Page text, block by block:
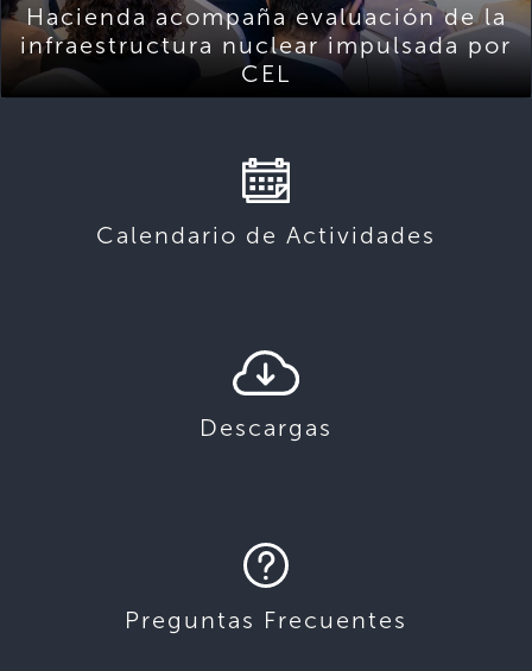
Hacienda acompaña evaluación de la
infraestructura nuclear impulsada por
CEL
Calendario de Actividades
Descargas
Preguntas Frecuentes